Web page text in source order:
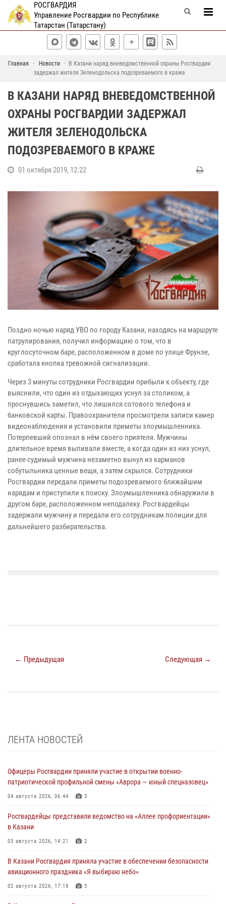
РОСГВАРДИЯ
Управление Росгвардии по Республике
Татарстан (Татарстану)
Главная Новости
В Казани наряд вневедомственной охраны Росгвардии
задержал жителя Зеленодольска подозреваемого в краже
В КАЗАНИ НАРЯД ВНЕВЕДОМСТВЕННОЙ
ОХРАНЫ РОСГВАРДИИ ЗАДЕРЖАЛ
ЖИТЕЛЯ ЗЕЛЕНОДОЛЬСКА
ПОДОЗРЕВАЕМОГО В КРАЖЕ
01 октября 2019, 12:22
Поздно ночью наряд УВО по городу Казани, находясь на маршруте
патрулирования, получил информацию о том, что в
круглосуточном баре, расположенном в доме по улице Фрунзе,
сработала кнопка тревожной сигнализации.
Через 3 минуты сотрудники Росгвардии прибыли к объекту, где
выяснили, что один из отдыхающих уснул за столиком, а
проснувшись заметил, что лишился сотового телефона и
банковской карты. Правоохранители просмотрели записи камер
видеонаблюдения и установили приметы злоумышленника.
Потерпевший опознал в нём своего приятеля. Мужчины
длительное время выпивали вместе, а когда один из них уснул,
ранее судимый мужчина незаметно вынул из карманов
собутыльника ценные вещи, а затем скрылся. Сотрудники
Росгвардии передали приметы подозреваемого ближайшим
нарядам и приступили к поиску. Злоумышленника обнаружили в
другом баре, расположенном неподалеку. Росгвардейцы
задержали мужчину и передали его сотрудникам полиции для
дальнейшего разбирательства.
← Предыдущая Следующая →
ЛЕНТА НОВОСТЕЙ
Офицеры Росгвардии приняли участие в открытии военно-
патриотической профильной смены «Аврора — юный спецназовец»
04 августа 2026, 06:44 3
Росгвардейцы представили ведомство на «Аллее профориентации»
в Казани
03 августа 2026, 14:21 2
В Казани Росгвардия приняла участие в обеспечении безопасности
авиационного праздника «Я выбираю небо»
02 августа 2026, 17:18 3